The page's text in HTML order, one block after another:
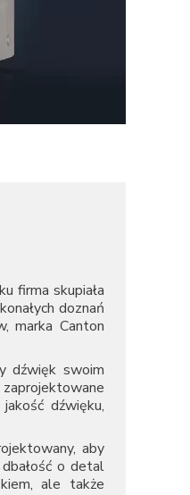
firma skupiała
doznań
marka Canton
dźwięk swoim
dźwięku,
aby
o detal
ale także